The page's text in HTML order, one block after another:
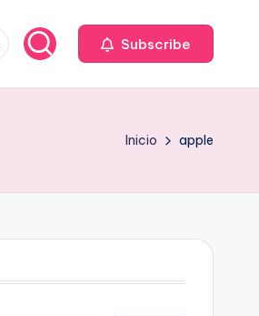
Subscribe
Inicio apple